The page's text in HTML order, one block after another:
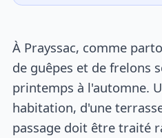
À Prayssac, comme
de guêpes et de frelons
printemps à l'automne.
habitation, d'une
passage doit être traité